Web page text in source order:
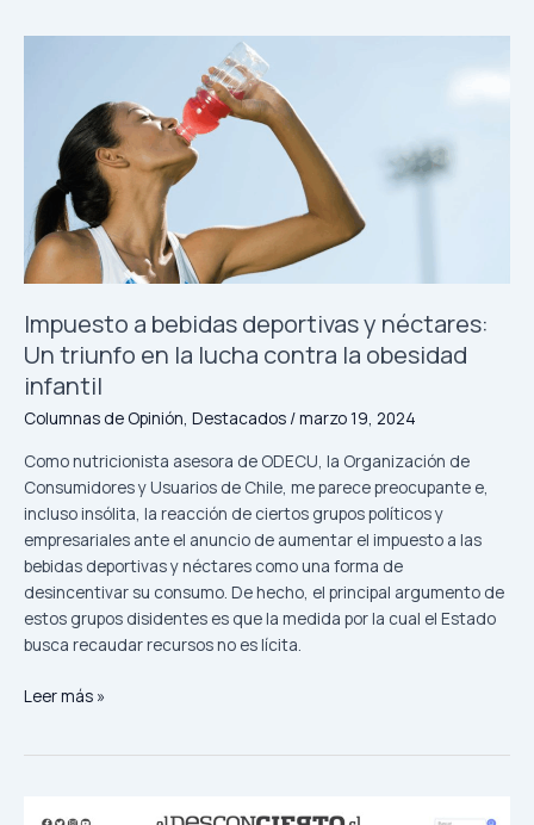
Impuesto a bebidas deportivas y néctares:
Un triunfo en la lucha contra la obesidad
infantil
Columnas de Opinión Destacados /marzo 19, 2024
Como nutricionista asesora de ODECU, la Organización de
Consumidores y Usuarios de Chile, me parece preocupante e,
incluso insólita, la reacción de ciertos grupos políticos y
empresariales ante el anuncio de aumentar el impuesto a las
bebidas deportivas y néctares como una forma de
desincentivar su consumo. De hecho, el principal argumento de
estos grupos disidentes es que la medida por la cual el Estado
busca recaudar recursos no es lícita.
deportivas
néctares:
Un
triunfo
en
la
contra
la
obesidad
infantil
Leer más »